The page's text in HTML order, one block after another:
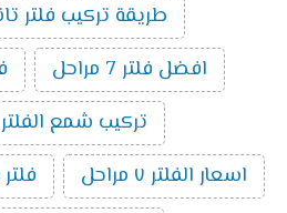
طريقة تركيب فلتر تانك 7
افضل فلتر 7 مراحل
تركيب شمع الفلتر 7 مراحل
اسعار الفلتر ٧ مراحل
فلتر